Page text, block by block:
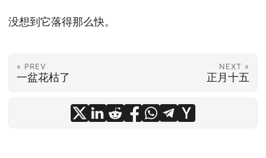
没想到它落得那么快。
« PREV
一盆花枯了
NEXT »
正月十五